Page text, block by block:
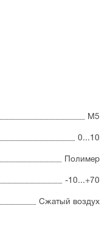
М5
0...10
Полимер
-10...+70
Сжатый воздух